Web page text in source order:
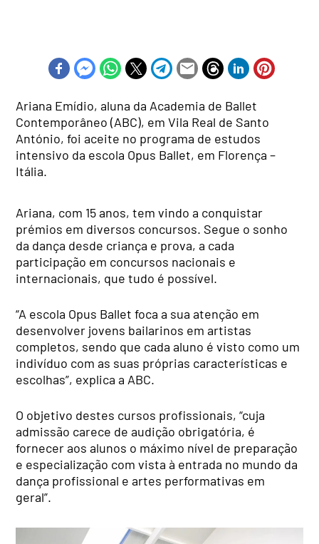
Ariana Emídio, aluna da Academia de Ballet
Contemporâneo (ABC), em Vila Real de Santo
António, foi aceite no programa de estudos
intensivo da escola Opus Ballet, em Florença –
Itália.
Ariana, com 15 anos, tem vindo a conquistar
prémios em diversos concursos. Segue o sonho
da dança desde criança e prova, a cada
participação em concursos nacionais e
internacionais, que tudo é possível.
“A escola Opus Ballet foca a sua atenção em
desenvolver jovens bailarinos em artistas
completos, sendo que cada aluno é visto como um
indivíduo com as suas próprias características e
escolhas”, explica a ABC.
O objetivo destes cursos profissionais, “cuja
admissão carece de audição obrigatória, é
fornecer aos alunos o máximo nível de preparação
e especialização com vista à entrada no mundo da
dança profissional e artes performativas em
geral”.